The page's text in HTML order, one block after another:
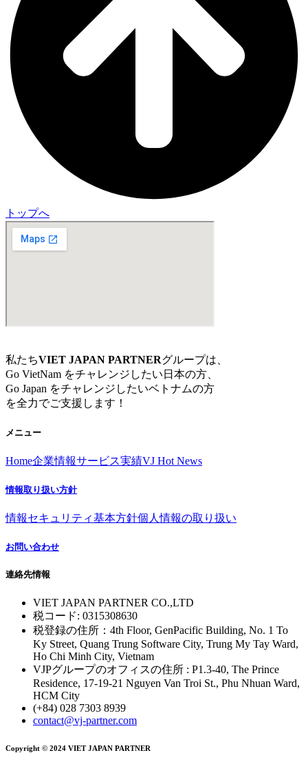
トップへ
私たちVIET JAPAN PARTNERグループは、
Go VietNam をチャレンジしたい日本の方、
Go Japan をチャレンジしたいベトナムの方
を全力でご支援します！
メニュー
Home企業情報サービス実績VJ Hot News
情報取り扱い方針
情報セキュリティ基本方針個人情報の取り扱い
お問い合わせ
連絡先情報
VIET JAPAN PARTNER CO.,LTD
税コード: 0315308630
税登録の住所：4th Floor, GenPacific Building, No. 1 To
Ky Street, Quang Trung Software City, Trung My Tay Ward,
Ho Chi Minh City, Vietnam
VJPグループのオフィスの住所 : P1.3-40, The Prince
Residence, 17-19-21 Nguyen Van Troi St., Phu Nhuan Ward,
HCM City
(+84) 028 7303 8939
contact@vj-partner.com
Copyright © 2024 VIET JAPAN PARTNER